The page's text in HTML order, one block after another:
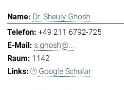
Dr. Sheuly Ghosh
+49 211 6792-725
s.ghosh@...
1142
Google Scholar